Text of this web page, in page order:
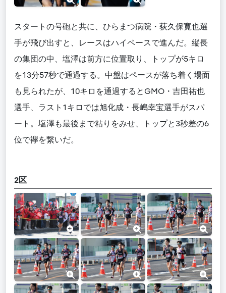
スタートの号砲と共に、ひらまつ病院・荻久保寛也選
手が飛び出すと、レースはハイペースで進んだ。縦長
の集団の中、塩澤は前方に位置取り 、 トップが5キロ
を13分57秒で通過する。中盤はペースが落ち着く場面
も見られたが、10キロを通過するとGMO・吉田祐也
選手、 ラスト 1キロでは旭化成・長嶋幸宝選手がスパ
ート。塩澤も最後まで粘りをみせ、トップと3秒差の6
位で襷を繋いだ。
2区